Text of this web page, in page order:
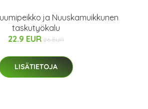
ja Nuuskamuikkunen
taskutyökalu
22.9 EUR 26 EUR
LISÄTIETOJA